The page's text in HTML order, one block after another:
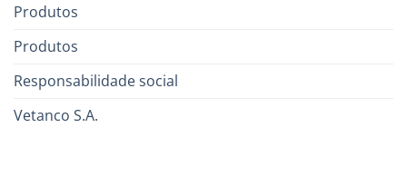
Produtos
Produtos
Responsabilidade social
Vetanco S.A.